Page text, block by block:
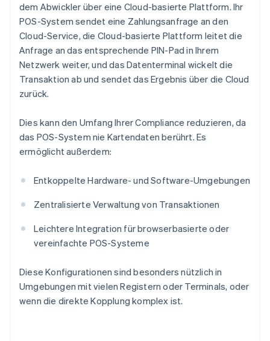
dem Abwickler über eine Cloud-basierte Plattform. Ihr
POS-System sendet eine Zahlungsanfrage an den
Cloud-Service, die Cloud-basierte Plattform leitet die
Anfrage an das entsprechende PIN-Pad in Ihrem
Netzwerk weiter, und das Datenterminal wickelt die
Transaktion ab und sendet das Ergebnis über die Cloud
zurück.
Dies kann den Umfang Ihrer Compliance reduzieren, da
das POS-System nie Kartendaten berührt. Es
ermöglicht außerdem:
Entkoppelte Hardware- und Software-Umgebungen
Zentralisierte Verwaltung von Transaktionen
Leichtere Integration für browserbasierte oder
vereinfachte POS-Systeme
Diese Konfigurationen sind besonders nützlich in
Umgebungen mit vielen Registern oder Terminals, oder
wenn die direkte Kopplung komplex ist.